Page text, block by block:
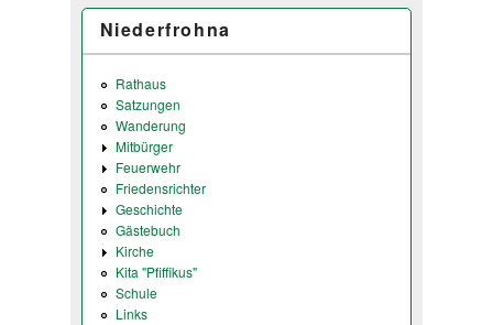
Niederfrohna
Rathaus
Satzungen
Wanderung
Mitbürger
Feuerwehr
Friedensrichter
Geschichte
Gästebuch
Kirche
Kita "Pfiffikus"
Schule
Links